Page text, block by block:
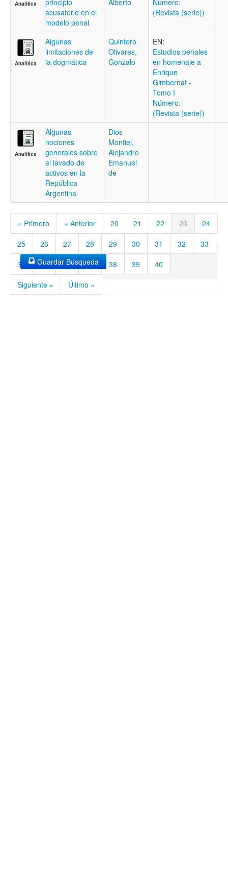
Analítica
principio
acusatorio en el
modelo penal
Alberto
Número:
(Revista (serie))
Analítica
Algunas
limitaciones de
la dogmática
Quintero
Olivares,
Gonzalo
EN:
Estudios penales
en homenaje a
Enrique
Gimbernat -
Tomo I
Número:
(Revista (serie))
Analítica
Algunas
nociones
generales sobre
el lavado de
activos en la
República
Argentina
Dios
Montiel,
Alejandro
Emanuel
de
« Primero « Anterior 20 21 22 23
24
25
26 27 28 29 30 31 32
33
34
35 36 37 38 39
40
Siguiente »
Último »
Guardar Búsqueda